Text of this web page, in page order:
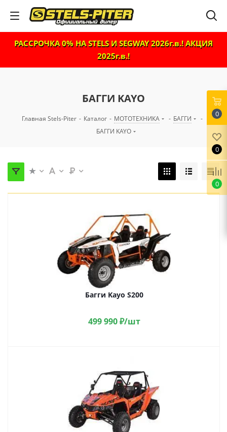
РАССРОЧКА 0% НА STELS И SEGWAY 2026г.в.! АКЦИЯ
2025г.в.!
БАГГИ KAYO
Главная Stels-Piter - Каталог - МОТОТЕХНИКА - БАГГИ
-
БАГГИ KAYO
Багги Kayo S200
499 990₽/шт
0
0
0